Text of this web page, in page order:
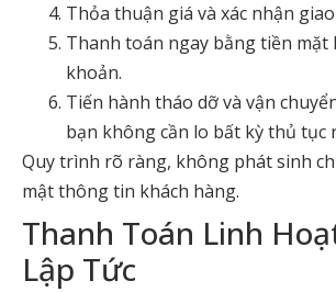
Thỏa thuận giá và xác nhận giao
Thanh toán ngay bằng tiền mặt
khoản.
Tiến hành tháo dỡ và vận
bạn không cần lo bất kỳ thủ tục
Quy trình rõ ràng, không phát sinh
mật thông tin khách hàng.
Thanh Toán Linh
Lập Tức